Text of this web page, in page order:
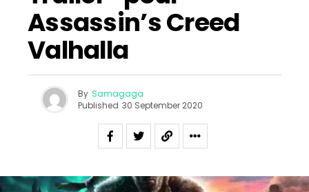
Assassin’s Creed
Valhalla
By Samagaga
Published 30 September 2020
Flipboard
Reddit
Whatsapp